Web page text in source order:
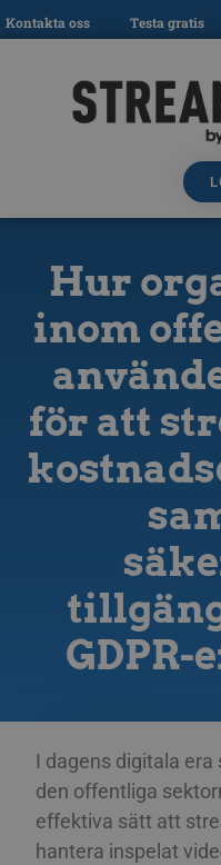
Kontakta oss Testa gratis
Hur
inom
för att
I dagens digitala
den offentliga
effektiva sätt att
hantera inspelat